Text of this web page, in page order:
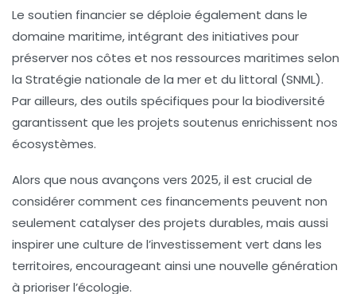
Le soutien financier se déploie également dans le
domaine maritime, intégrant des initiatives pour
préserver nos côtes et nos ressources maritimes selon
la Stratégie nationale de la mer et du littoral (SNML).
Par ailleurs, des outils spécifiques pour la biodiversité
garantissent que les projets soutenus enrichissent nos
écosystèmes.
Alors que nous avançons vers 2025, il est crucial de
considérer comment ces financements peuvent non
seulement catalyser des projets durables, mais aussi
inspirer une culture de l’investissement vert dans les
territoires, encourageant ainsi une nouvelle génération
à prioriser l’écologie.